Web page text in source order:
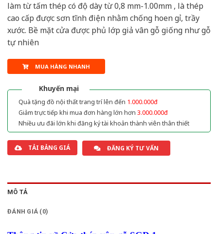
làm từ tấm thép có độ dày từ 0,8 mm-1.00mm , là thép
cao cấp được sơn tĩnh điện nhằm chống hoen gỉ, trầy
xước. Bề mặt cửa được phủ lớp giả vân gỗ giống như gỗ
tự nhiên
MUA HÀNG NHANH
Khuyến mại
Quà tặng đồ nội thất trang trí lên đến 1.000.000đ
Giảm trực tiếp khi mua đơn hàng lớn hơn 3.000.000đ
Nhiều ưu đãi lớn khi đăng ký tài khoản thành viên thân thiết
TẢI BẢNG GIÁ ĐĂNG KÝ TƯ VẤN
MÔ TẢ
ĐÁNH GIÁ (0)